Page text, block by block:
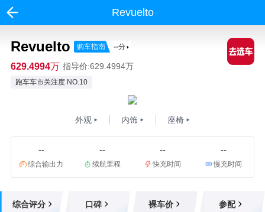
Revuelto
Revuelto 购车指南 --分
629.4994万 指导价:629.4994万
跑车车市关注度 NO.10
外观 内饰 座椅
--
综合输出力
--
续航里程
--
快充时间
--
慢充时间
综合评分 口碑 裸车价 参配